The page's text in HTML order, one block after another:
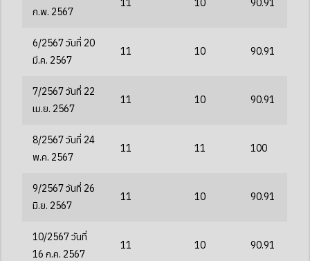
ก.พ. 2567
11 10 90.91
6/2567 วันที่ 20
มี.ค. 2567
11 10 90.91
7/2567 วันที่ 22
เม.ย. 2567
11 10 90.91
8/2567 วันที่ 24
พ.ค. 2567
11 11 100
9/2567 วันที่ 26
มิ.ย. 2567
11 10 90.91
10/2567 วันที่
16 ก.ค. 2567
11 10 90.91